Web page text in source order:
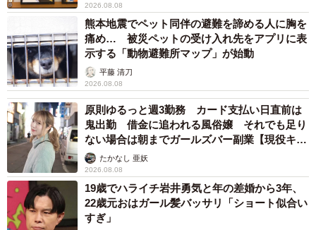
2026.08.08
熊本地震でペット同伴の避難を諦める人に胸を
痛め… 被災ペットの受け入れ先をアプリに表
示する「動物避難所マップ」が始動
平藤 清刀
2026.08.08
原則ゆるっと週3勤務 カード支払い日直前は
鬼出勤 借金に追われる風俗嬢 それでも足り
ない場合は朝までガールズバー副業【現役キャ
ストに取材】
たかなし 亜妖
2026.08.08
19歳でハライチ岩井勇気と年の差婚から3年、
22歳元おはガール髪バッサリ「ショート似合い
すぎ」